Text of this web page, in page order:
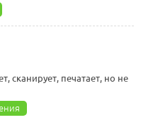
сканирует, печатает, но не